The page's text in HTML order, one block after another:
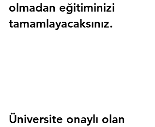
olmadan eğitiminizi
tamamlayacaksınız.
Üniversite onaylı olan